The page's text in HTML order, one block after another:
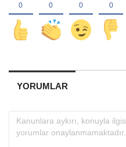
YORUMLAR